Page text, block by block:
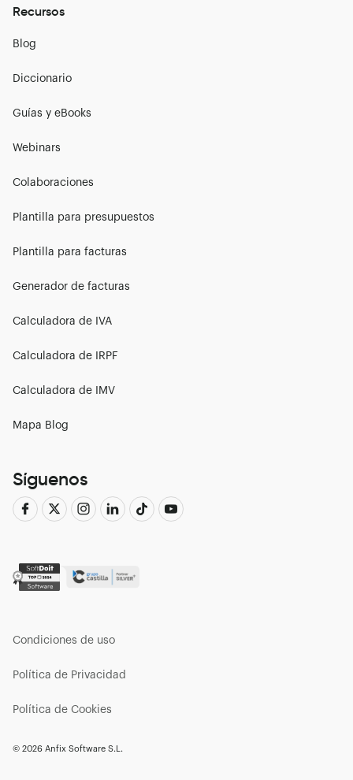
Recursos
Blog
Diccionario
Guías y eBooks
Webinars
Colaboraciones
Plantilla para presupuestos
Plantilla para facturas
Generador de facturas
Calculadora de IVA
Calculadora de IRPF
Calculadora de IMV
Mapa Blog
Síguenos
Condiciones de uso
Política de Privacidad
Política de Cookies
© 2026 Anfix Software S.L.